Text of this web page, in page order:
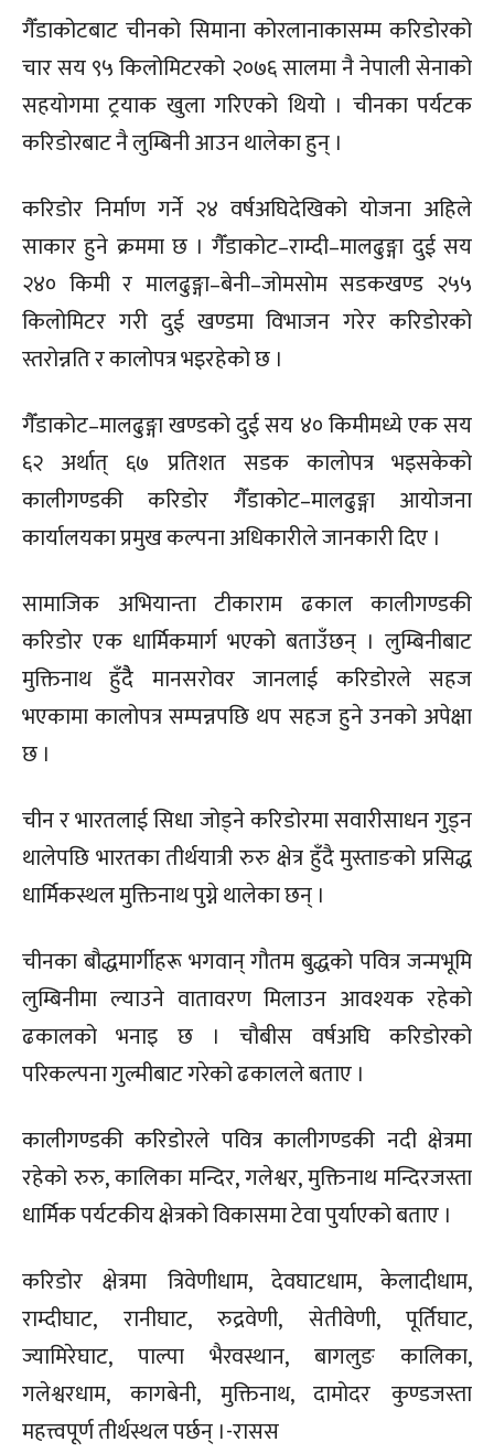
गैँडाकोटबाट चीनको सिमाना कोरलानाकासम्म करिडोरको
चार सय ९५ किलोमिटरको २०७६ सालमा नै नेपाली सेनाको
सहयोगमा ट्रयाक खुला गरिएको थियो । चीनका पर्यटक
करिडोरबाट नै लुम्बिनी आउन थालेका हुन् ।
करिडोर निर्माण गर्ने २४ वर्षअघिदेखिको योजना अहिले
साकार हुने क्रममा छ । गैँडाकोट–राम्दी–मालढुङ्गा दुई सय
२४० किमी र मालढुङ्गा–बेनी–जोमसोम सडकखण्ड २५५
किलोमिटर गरी दुई खण्डमा विभाजन गरेर करिडोरको
स्तरोन्नति र कालोपत्र भइरहेको छ ।
गैँडाकोट–मालढुङ्गा खण्डको दुई सय ४० किमीमध्ये एक सय
६२ अर्थात् ६७ प्रतिशत सडक कालोपत्र भइसकेको
कालीगण्डकी करिडोर गैँडाकोट–मालढुङ्गा आयोजना
कार्यालयका प्रमुख कल्पना अधिकारीले जानकारी दिए ।
सामाजिक अभियान्ता टीकाराम ढकाल कालीगण्डकी
करिडोर एक धार्मिकमार्ग भएको बताउँछन् । लुम्बिनीबाट
मुक्तिनाथ हुँदैै मानसरोवर जानलाई करिडोरले सहज
भएकामा कालोपत्र सम्पन्नपछि थप सहज हुने उनको अपेक्षा
छ ।
चीन र भारतलाई सिधा जोड्ने करिडोरमा सवारीसाधन गुड्न
थालेपछि भारतका तीर्थयात्री रुरु क्षेत्र हुँदै मुस्ताङको प्रसिद्ध
धार्मिकस्थल मुक्तिनाथ पुग्ने थालेका छन् ।
चीनका बौद्धमार्गीहरू भगवान् गौतम बुद्धको पवित्र जन्मभूमि
लुम्बिनीमा ल्याउने वातावरण मिलाउन आवश्यक रहेको
ढकालको भनाइ छ । चौबीस वर्षअघि करिडोरको
परिकल्पना गुल्मीबाट गरेको ढकालले बताए ।
कालीगण्डकी करिडोरले पवित्र कालीगण्डकी नदी क्षेत्रमा
रहेको रुरु, कालिका मन्दिर, गलेश्वर, मुक्तिनाथ मन्दिरजस्ता
धार्मिक पर्यटकीय क्षेत्रको विकासमा टेवा पुर्याएको बताए ।
करिडोर क्षेत्रमा त्रिवेणीधाम, देवघाटधाम, केलादीधाम,
राम्दीघाट, रानीघाट, रुद्रवेणी, सेतीवेणी, पूर्तिघाट,
ज्यामिरेघाट, पाल्पा भैरवस्थान, बागलुङ कालिका,
गलेश्वरधाम, कागबेनी, मुक्तिनाथ, दामोदर कुण्डजस्ता
महत्त्वपूर्ण तीर्थस्थल पर्छन् ।-रासस